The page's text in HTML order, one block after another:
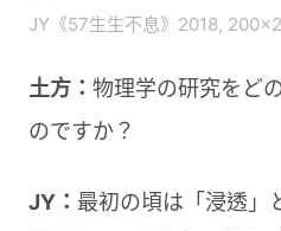
JY《57生生不息》2018,
土方： 物理学の研究をど
のですか？
JY： 最初の頃は「浸透」